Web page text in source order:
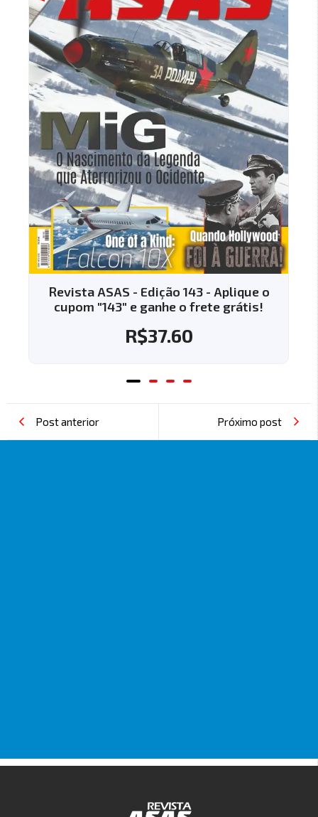
143 - Aplique o
o frete grátis!
Revista ASAS - Edição 144
cupom "144" e ganhe o
Post anterior Próximo post